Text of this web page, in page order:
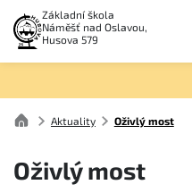
Základní škola
Náměšť nad Oslavou,
Husova 579
Aktuality Oživlý most
Oživlý most